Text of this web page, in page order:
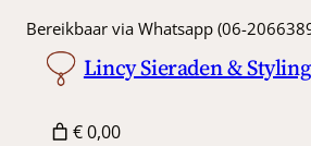
GaBereikbaar via Whatsapp (06-
Lincy Sieraden & Styling
€ 0,00